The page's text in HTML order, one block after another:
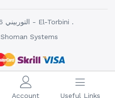
Account Useful Links
© Copy Rights 2026 التوربيني - El-Torbini .
Shoman Systems